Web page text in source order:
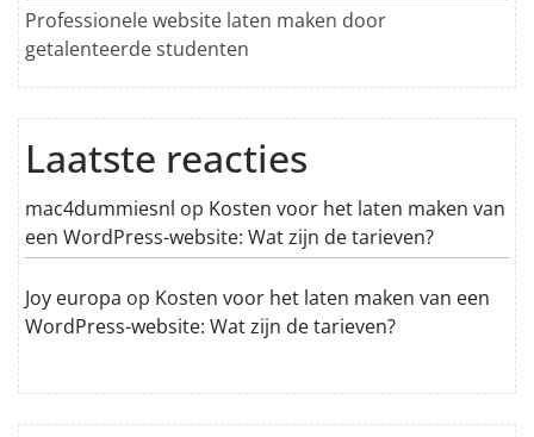
Professionele website laten maken door
getalenteerde studenten
Laatste reacties
mac4dummiesnl op Kosten voor het laten maken van
een WordPress-website: Wat zijn de tarieven?
Joy europa op Kosten voor het laten maken van een
WordPress-website: Wat zijn de tarieven?